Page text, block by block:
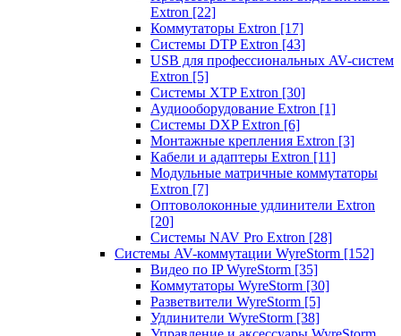
Extron [22]
Коммутаторы Extron [17]
Системы DTP Extron [43]
USB для профессиональных AV-систем
Extron [5]
Системы XTP Extron [30]
Аудиооборудование Extron [1]
Системы DXP Extron [6]
Монтажные крепления Extron [3]
Кабели и адаптеры Extron [11]
Модульные матричные коммутаторы
Extron [7]
Оптоволоконные удлинители Extron
[20]
Системы NAV Pro Extron [28]
Системы AV-коммутации WyreStorm [152]
Видео по IP WyreStorm [35]
Коммутаторы WyreStorm [30]
Разветвители WyreStorm [5]
Удлинители WyreStorm [38]